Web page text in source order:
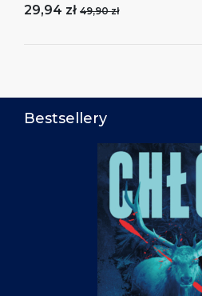
29,94 zł 49,90 zł
Bestsellery